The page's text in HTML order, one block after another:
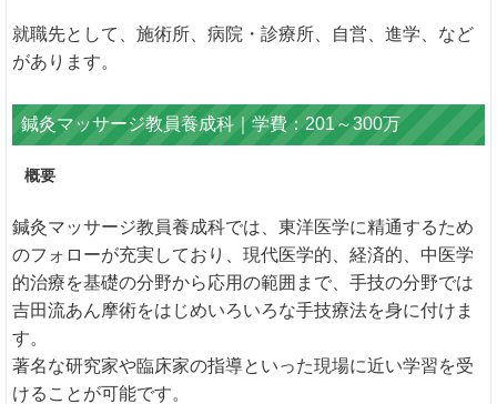
就職先として、施術所、病院・診療所、自営、進学、など
があります。
鍼灸マッサージ教員養成科｜学費：201～300万
概要
鍼灸マッサージ教員養成科では、東洋医学に精通するため
のフォローが充実しており、現代医学的、経済的、中医学
的治療を基礎の分野から応用の範囲まで、手技の分野では
吉田流あん摩術をはじめいろいろな手技療法を身に付けま
す。
著名な研究家や臨床家の指導といった現場に近い学習を受
けることが可能です。